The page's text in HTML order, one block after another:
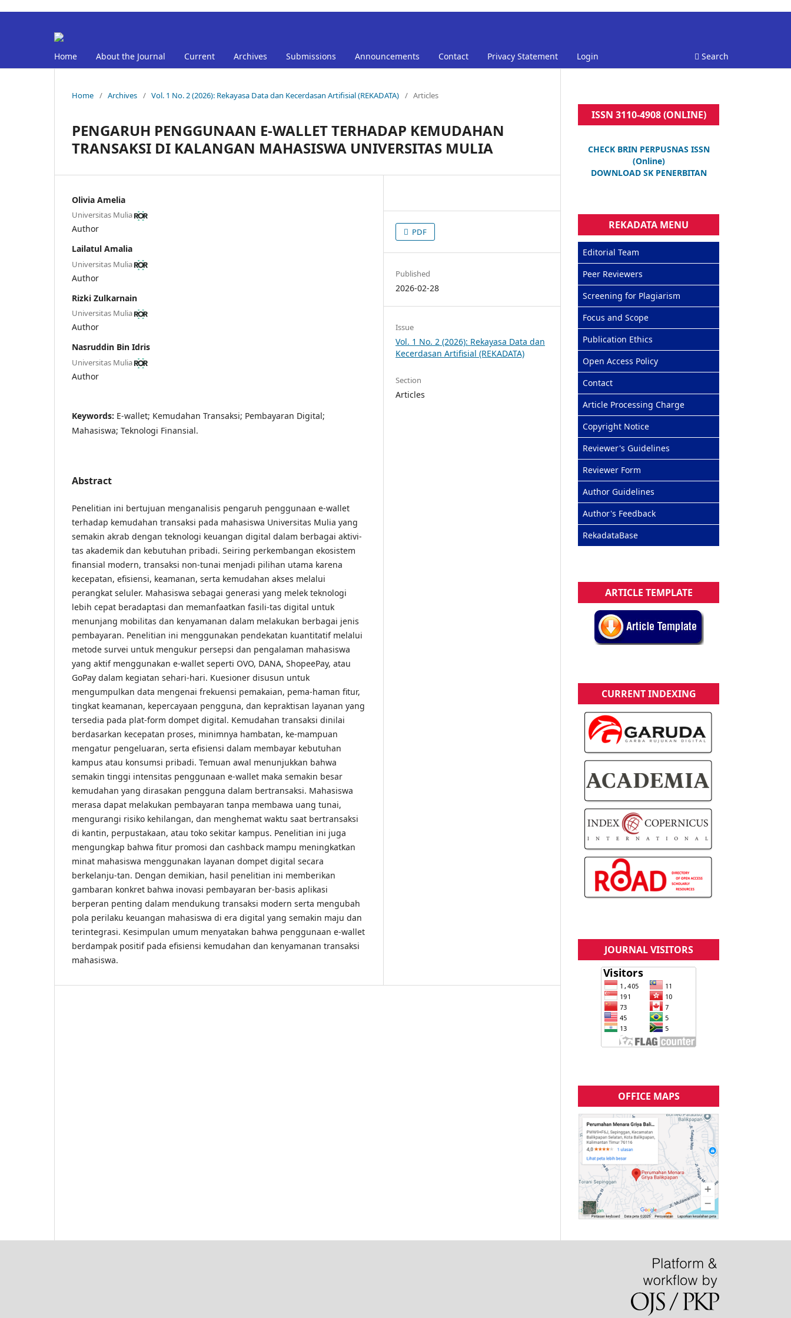
Home About the Journal Current Archives Submissions Announcements Contact Privacy Statement Login Search
Home / Archives / Vol. 1 No. 2 (2026): Rekayasa Data dan Kecerdasan Artifisial (REKADATA) / Articles
PENGARUH PENGGUNAAN E-WALLET TERHADAP KEMUDAHAN
TRANSAKSI DI KALANGAN MAHASISWA UNIVERSITAS MULIA
Olivia Amelia
Universitas Mulia
Author
Lailatul Amalia
Universitas Mulia
Author
Rizki Zulkarnain
Universitas Mulia
Author
Nasruddin Bin Idris
Universitas Mulia
Author
Keywords: E-wallet; Kemudahan Transaksi; Pembayaran Digital;
Mahasiswa; Teknologi Finansial.
Abstract
Penelitian ini bertujuan menganalisis pengaruh penggunaan e-wallet
terhadap kemudahan transaksi pada mahasiswa Universitas Mulia yang
semakin akrab dengan teknologi keuangan digital dalam berbagai aktivi-
tas akademik dan kebutuhan pribadi. Seiring perkembangan ekosistem
finansial modern, transaksi non-tunai menjadi pilihan utama karena
kecepatan, efisiensi, keamanan, serta kemudahan akses melalui
perangkat seluler. Mahasiswa sebagai generasi yang melek teknologi
lebih cepat beradaptasi dan memanfaatkan fasili-tas digital untuk
menunjang mobilitas dan kenyamanan dalam melakukan berbagai jenis
pembayaran. Penelitian ini menggunakan pendekatan kuantitatif melalui
metode survei untuk mengukur persepsi dan pengalaman mahasiswa
yang aktif menggunakan e-wallet seperti OVO, DANA, ShopeePay, atau
GoPay dalam kegiatan sehari-hari. Kuesioner disusun untuk
mengumpulkan data mengenai frekuensi pemakaian, pema-haman fitur,
tingkat keamanan, kepercayaan pengguna, dan kepraktisan layanan yang
tersedia pada plat-form dompet digital. Kemudahan transaksi dinilai
berdasarkan kecepatan proses, minimnya hambatan, ke-mampuan
mengatur pengeluaran, serta efisiensi dalam membayar kebutuhan
kampus atau konsumsi pribadi. Temuan awal menunjukkan bahwa
semakin tinggi intensitas penggunaan e-wallet maka semakin besar
kemudahan yang dirasakan pengguna dalam bertransaksi. Mahasiswa
merasa dapat melakukan pembayaran tanpa membawa uang tunai,
mengurangi risiko kehilangan, dan menghemat waktu saat bertransaksi
di kantin, perpustakaan, atau toko sekitar kampus. Penelitian ini juga
mengungkap bahwa fitur promosi dan cashback mampu meningkatkan
minat mahasiswa menggunakan layanan dompet digital secara
berkelanju-tan. Dengan demikian, hasil penelitian ini memberikan
gambaran konkret bahwa inovasi pembayaran ber-basis aplikasi
berperan penting dalam mendukung transaksi modern serta mengubah
pola perilaku keuangan mahasiswa di era digital yang semakin maju dan
terintegrasi. Kesimpulan umum menyatakan bahwa penggunaan e-wallet
berdampak positif pada efisiensi kemudahan dan kenyamanan transaksi
mahasiswa.
PDF
Published
2026-02-28
Issue
Vol. 1 No. 2 (2026): Rekayasa Data dan
Kecerdasan Artifisial (REKADATA)
Section
Articles
ISSN 3110-4908 (ONLINE)
CHECK BRIN PERPUSNAS ISSN
(Online)
DOWNLOAD SK PENERBITAN
REKADATA MENU
Editorial Team
Peer Reviewers
Screening for Plagiarism
Focus and Scope
Publication Ethics
Open Access Policy
Contact
Article Processing Charge
Copyright Notice
Reviewer's Guidelines
Reviewer Form
Author Guidelines
Author's Feedback
RekadataBase
ARTICLE TEMPLATE
CURRENT INDEXING
JOURNAL VISITORS
OFFICE MAPS